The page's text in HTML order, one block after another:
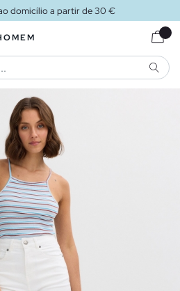
domicílio a partir de 30 €